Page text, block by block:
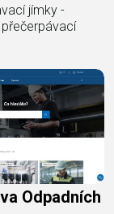
jímky -
Odpadních